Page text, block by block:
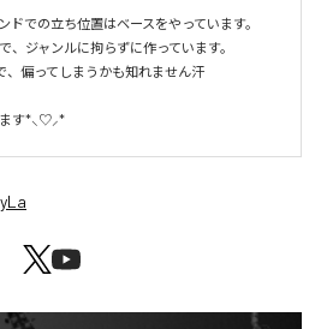
ドでの立ち位置はベースをやっています。
、ジャンルに拘らずに作っています。
、偏ってしまうかも知れません汗
ます*⸜♡⸝*